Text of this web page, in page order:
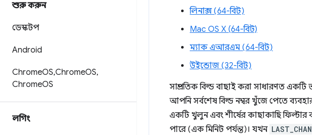
শুরু করুন
ডেস্কটপ
Android
ChromeOS,ChromeOS,
ChromeOS
লগিং
লিনাক্স (64-বিট)
Mac OS X (64-বিট)
ম্যাক এআরএম (64-বিট)
উইন্ডোজ (32-বিট)
সাম্প্রতিক বিল্ড বাছাই করা সাধারণত
আপনি সর্বশেষ বিল্ড নম্বর খুঁজে পেতে
একটি খুলুন এবং শীর্ষের কাছাকাছি ফিল্টার
পারে (এক মিনিট পর্যন্ত)। যখন